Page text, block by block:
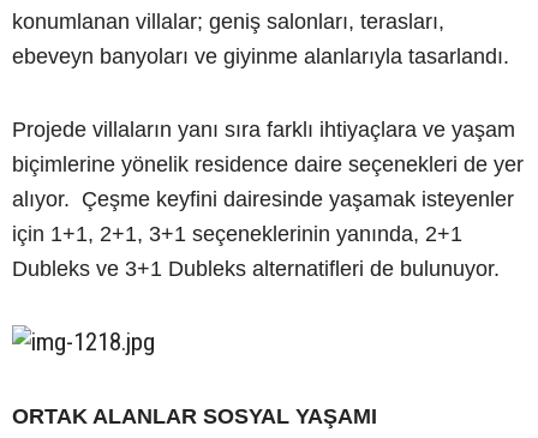
konumlanan villalar; geniş salonları, terasları,
ebeveyn banyoları ve giyinme alanlarıyla tasarlandı.
Projede villaların yanı sıra farklı ihtiyaçlara ve yaşam
biçimlerine yönelik residence daire seçenekleri de yer
alıyor. Çeşme keyfini dairesinde yaşamak isteyenler
için 1+1, 2+1, 3+1 seçeneklerinin yanında, 2+1
Dubleks ve 3+1 Dubleks alternatifleri de bulunuyor.
ORTAK ALANLAR SOSYAL YAŞAMI